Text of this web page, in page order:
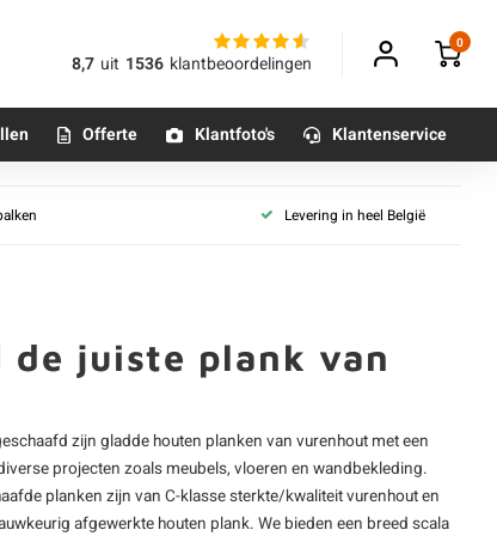
8,7 uit 1536 klantbeoordelingen
0
Vuren collecties
Vurenhout - geïmpregneerd
Vuren gevelbekleding
Vuren dakbeschot
Vuren mastiek
Tafel onderstel - metaal
Alle poten & onderstellen
Offerte Klantfoto's Klantenservice
Levering in heel België
de juiste plank van
zijn gladde houten planken van vurenhout met een
projecten zoals meubels, vloeren en wandbekleding.
planken zijn van C-klasse sterkte/kwaliteit vurenhout en
afgewerkte houten plank. We bieden een breed scala